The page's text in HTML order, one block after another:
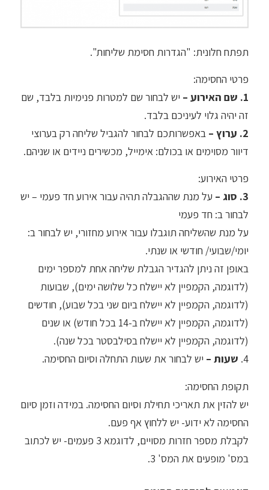
תפתח חלונית: "הגדרות חסימת שליחות".
פרטי החסימה:
1. שם האירוע –
יש לבחור שם למטרות פנימיות בלבד, שם
זה יהיה גלוי לעיניכם בלבד.
2. ערוץ –
באפשרותכם לבחור להגביל שליחה רק בערוצי
דיוור מסוימים או בכולם: אימייל, מכשירים ניידים או שניהם.
פרטי האירוע:
3. סוג –
על מנת שההגבלה תהיה עבור אירוע חד פעמי – יש
לבחור ב: חד פעמי
על מנת שהשליחה תוגבלו עבור אירוע מחזורי, יש לבחור ב:
יומי/שבועי/ חודשי או שנתי.
באופן זה ניתן להגדיר הגבלת שליחה אחת למספר ימים
(לדוגמה, הקמפיין לא יישלח כל שלושה ימים), שבועות
(לדוגמה, הקמפיין לא יישלח ביום שני בכל שבוע), חודשים
(לדוגמה, הקמפיין לא יישלח ב-14 בכל חודש) או שנים
(לדוגמה, הקמפיין לא יישלח בסילבסטר בכל שנה).
4. שעות – יש לבחור את שעות התחלה וסיום החסימה.
תקופת החסימה:
יש להזין את תאריכי תחילת וסיום החסימה. במידה וזמן סיום
החסימה לא ידוע- יש ללחוץ אף פעם.
לקבלת מספר חזרות מסויים, לדוגמא 3 פעמים- יש לכתוב
במס' מופעים את המס' 3.